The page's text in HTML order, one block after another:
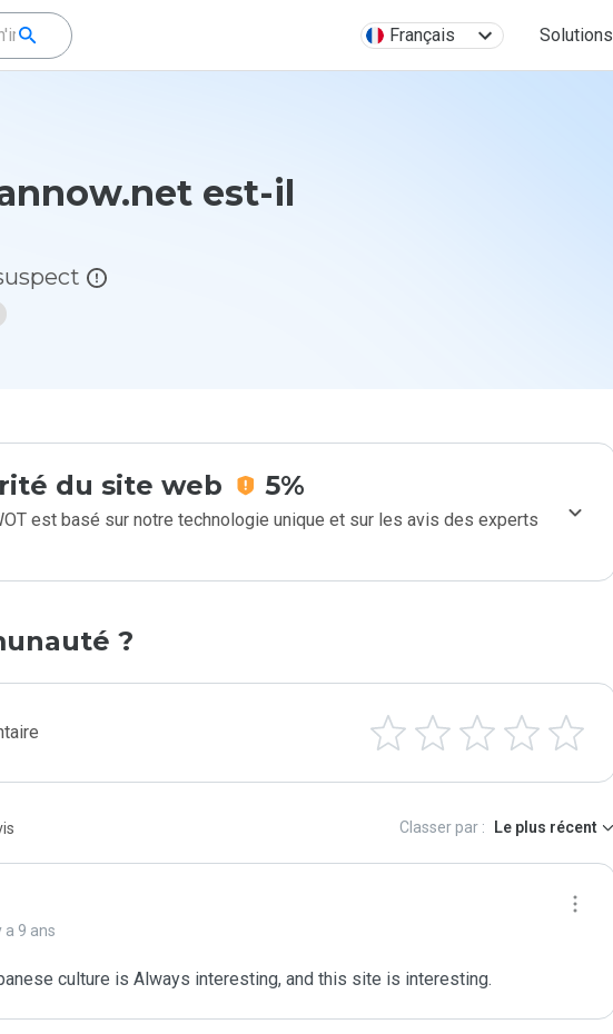
Français Solutions
est-il
du site web 5%
est basé sur notre technologie unique et sur les avis des experts
?
Classer par : Le plus récent
a 9 ans
culture is Always interesting, and this site is interesting.